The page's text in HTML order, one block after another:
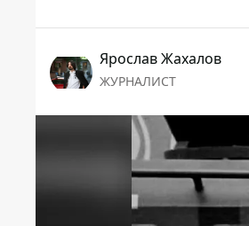
Ярослав Жахалов
ЖУРНАЛИСТ